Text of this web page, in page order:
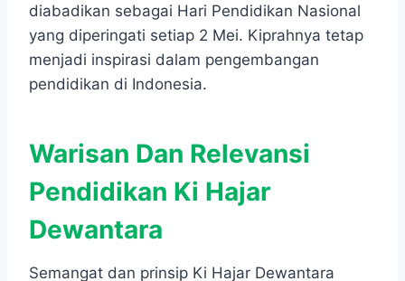
diabadikan sebagai Hari Pendidikan Nasional
yang diperingati setiap 2 Mei. Kiprahnya tetap
menjadi inspirasi dalam pengembangan
pendidikan di Indonesia.
Warisan Dan Relevansi
Pendidikan Ki Hajar
Dewantara
Semangat dan prinsip Ki Hajar Dewantara